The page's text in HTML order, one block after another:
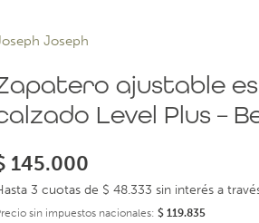
Joseph
ajustable
Level Plus –
145.000
3 cuotas de $ 48.333 sin interés a
sin impuestos nacionales:$ 119.835